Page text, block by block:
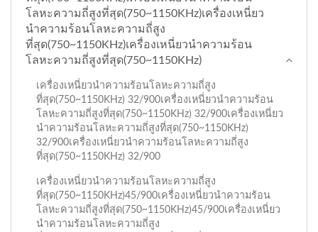
โลหะความถี่สูงที่สุด(750~1150KHz)เครื่องเหนี่ยว
นำความร้อนโลหะความถี่สูง
ที่สุด(750~1150KHz)เครื่องเหนี่ยวนำความร้อน
โลหะความถี่สูงที่สุด(750~1150KHz)
เครื่องเหนี่ยวนำความร้อนโลหะความถี่สูง
ที่สุด(750~1150KHz) 32/900เครื่องเหนี่ยวนำความร้อน
โลหะความถี่สูงที่สุด(750~1150KHz) 32/900เครื่องเหนี่ยว
นำความร้อนโลหะความถี่สูงที่สุด(750~1150KHz)
32/900เครื่องเหนี่ยวนำความร้อนโลหะความถี่สูง
ที่สุด(750~1150KHz) 32/900
เครื่องเหนี่ยวนำความร้อนโลหะความถี่สูง
ที่สุด(750~1150KHz)45/900เครื่องเหนี่ยวนำความร้อน
โลหะความถี่สูงที่สุด(750~1150KHz)45/900เครื่องเหนี่ยว
นำความร้อนโลหะความถี่สูง